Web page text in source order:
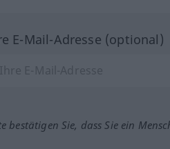
E-Mail-Adresse (optional)
bestätigen Sie, dass Sie ein